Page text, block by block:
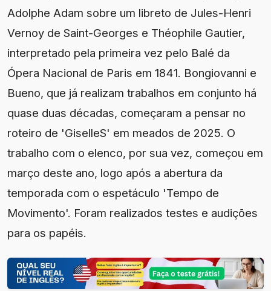
Adolphe Adam sobre um libreto de Jules-Henri
Vernoy de Saint-Georges e Théophile Gautier,
interpretado pela primeira vez pelo Balé da
Ópera Nacional de Paris em 1841. Bongiovanni e
Bueno, que já realizam trabalhos em conjunto há
quase duas décadas, começaram a pensar no
roteiro de 'GiselleS' em meados de 2025. O
trabalho com o elenco, por sua vez, começou em
março deste ano, logo após a abertura da
temporada com o espetáculo 'Tempo de
Movimento'. Foram realizados testes e audições
para os papéis.